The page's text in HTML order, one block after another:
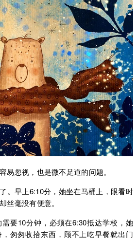
易忽视，也是微不足道的问题。
。早上6:10分，她坐在马桶上，眼看时
丝毫没有便意。
要10分钟，必须在6:30抵达学校，她
匆匆收拾东西，顾不上吃早餐就出门